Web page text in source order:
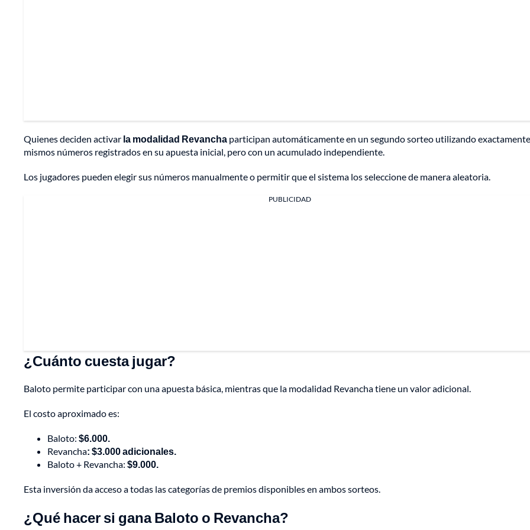
Quienes deciden activar la modalidad Revancha participan automáticamente en un segundo sorteo utilizando
mismos números registrados en su apuesta inicial, pero con un acumulado independiente.
Los jugadores pueden elegir sus números manualmente o permitir que el sistema los seleccione de manera aleatoria.
PUBLICIDAD
¿Cuánto cuesta jugar?
Baloto permite participar con una apuesta básica, mientras que la modalidad Revancha tiene un valor adicional.
El costo aproximado es:
Baloto: $6.000.
Revancha: $3.000 adicionales.
Baloto + Revancha: $9.000.
Esta inversión da acceso a todas las categorías de premios disponibles en ambos sorteos.
¿Qué hacer si gana Baloto o Revancha?